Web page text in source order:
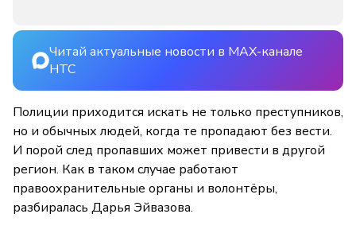
Читай актуальные новости в MAX-канале
НТС
Полиции приходится искать не только преступников,
но и обычных людей, когда те пропадают без вести.
И порой след пропавших может привести в другой
регион. Как в таком случае работают
правоохранительные органы и волонтёры,
разбиралась Дарья Эйвазова.